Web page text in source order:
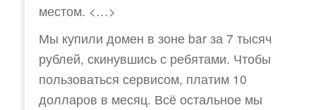
местом. <…>
Мы купили домен в зоне bar за 7 тысяч
рублей, скинувшись с ребятами. Чтобы
пользоваться сервисом, платим 10
долларов в месяц. Всё остальное мы